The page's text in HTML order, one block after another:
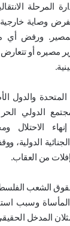
المرحلة
وصاية
ورفض أي
مصيره أو تتعارض
المتحدة والدول
الدولي
إنهاء
الدولية،
من العقاب.
حقوق الشعب
وسبب
المدخل